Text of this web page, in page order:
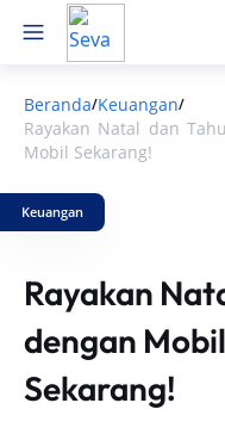
Beranda/Keuangan/
Rayakan Natal dan
Mobil Sekarang!
Keuangan
Rayakan
dengan
Sekarang!